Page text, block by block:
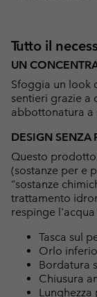
Tutto il
UN
Sfoggia un look
sentieri grazie a
abbottonatura a
DESIGN SENZA
Questo prodotto
(sostanze per e
“sostanze
trattamento
respinge
Tasca sul
Orlo
Bordatura
Chiusura